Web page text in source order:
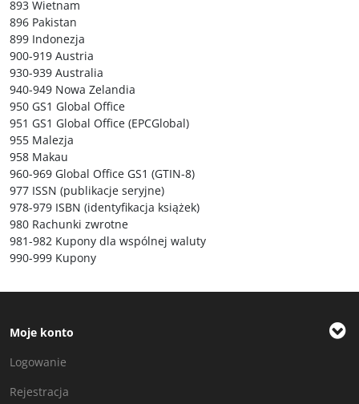
893 Wietnam
896 Pakistan
899 Indonezja
900-919 Austria
930-939 Australia
940-949 Nowa Zelandia
950 GS1 Global Office
951 GS1 Global Office (EPCGlobal)
955 Malezja
958 Makau
960-969 Global Office GS1 (GTIN-8)
977 ISSN (publikacje seryjne)
978-979 ISBN (identyfikacja książek)
980 Rachunki zwrotne
981-982 Kupony dla wspólnej waluty
990-999 Kupony
Moje konto
Logowanie
Rejestracja